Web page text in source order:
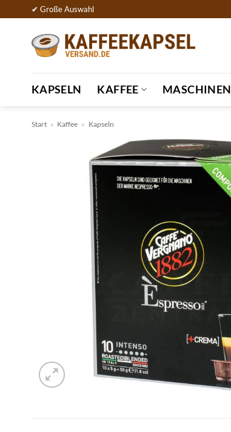
springen
✔ Große Auswahl
KAPSELN KAFFEE MASCHINEN
Start » Kaffee » Kapseln